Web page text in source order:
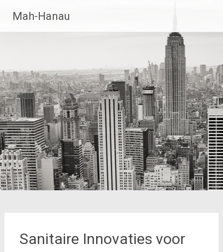
Inhalt
springen
Mah-Hanau
Sanitaire Innovaties voor